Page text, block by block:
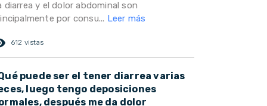
diarrea y el dolor abdominal son
por consu... Leer más
612 vistas
puede ser el tener diarrea varias
luego tengo deposiciones
después me da dolor